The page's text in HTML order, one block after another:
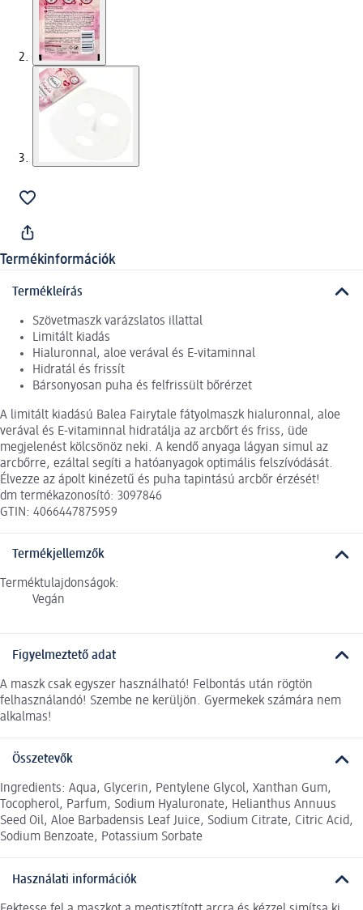
Termékinformációk
Termékleírás
Szövetmaszk varázslatos illattal
Limitált kiadás
Hialuronnal, aloe verával és E-vitaminnal
Hidratál és frissít
Bársonyosan puha és felfrissült bőrérzet
A limitált kiadású Balea Fairytale fátyolmaszk hialuronnal, aloe
verával és E-vitaminnal hidratálja az arcbőrt és friss, üde
megjelenést kölcsönöz neki. A kendő anyaga lágyan simul az
arcbőrre, ezáltal segíti a hatóanyagok optimális felszívódását.
Élvezze az ápolt kinézetű és puha tapintású arcbőr érzését!
dm termékazonosító: 3097846
GTIN: 4066447875959
Termékjellemzők
Terméktulajdonságok:
Vegán
Figyelmeztető adat
A maszk csak egyszer használható! Felbontás után rögtön
felhasználandó! Szembe ne kerüljön. Gyermekek számára nem
alkalmas!
Összetevők
Ingredients: Aqua, Glycerin, Pentylene Glycol, Xanthan Gum,
Tocopherol, Parfum, Sodium Hyaluronate, Helianthus Annuus
Seed Oil, Aloe Barbadensis Leaf Juice, Sodium Citrate, Citric Acid,
Sodium Benzoate, Potassium Sorbate
Használati információk